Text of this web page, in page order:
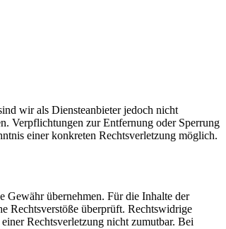
wir als Diensteanbieter jedoch nicht
Verpflichtungen zur Entfernung oder Sperrung
einer konkreten Rechtsverletzung möglich.
Gewähr übernehmen. Für die Inhalte der
Rechtsverstöße überprüft. Rechtswidrige
Rechtsverletzung nicht zumutbar. Bei